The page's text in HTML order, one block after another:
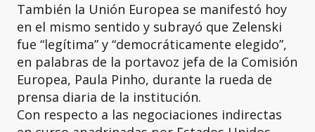
También la Unión Europea se manifestó hoy
en el mismo sentido y subrayó que Zelenski
fue “legítima” y “democráticamente elegido”,
en palabras de la portavoz jefa de la Comisión
Europea, Paula Pinho, durante la rueda de
prensa diaria de la institución.
Con respecto a las negociaciones indirectas